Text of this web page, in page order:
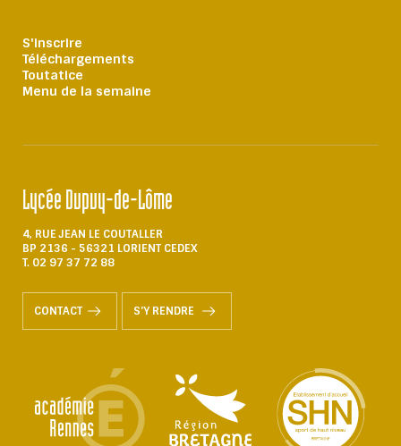
S'inscrire
Téléchargements
Toutatice
Menu de la semaine
Lycée Dupuy-de-Lôme
4, RUE JEAN LE COUTALLER
BP 2136 - 56321 LORIENT CEDEX
T. 02 97 37 72 88
CONTACT S'Y RENDRE